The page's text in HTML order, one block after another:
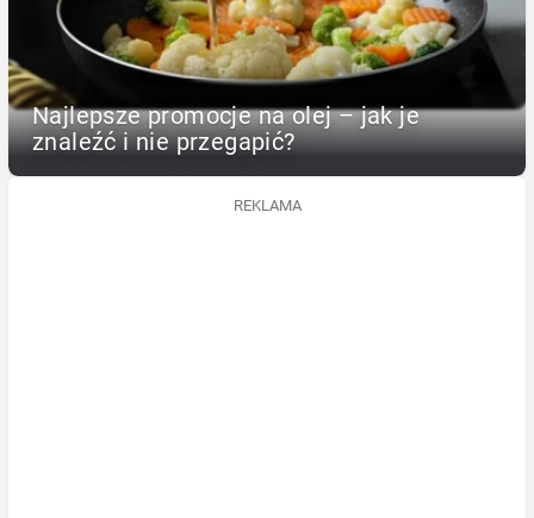
Najlepsze promocje na olej – jak je
znaleźć i nie przegapić?
REKLAMA